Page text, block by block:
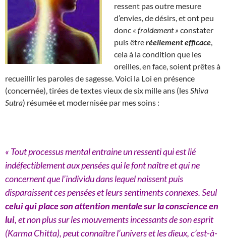
ressent pas outre mesure
d’envies, de désirs, et ont peu
donc « froidement » constater
puis êtreréellement efficace
cela à la condition que les
oreilles, en face, soient prêtes à
recueillir les paroles de sagesse. Voici la Loi en présence
(concernée), tirées de textes vieux de six mille ans (les Shiva
Sutra) résumée et modernisée par mes soins :
« Tout processus mental entraine un ressenti qui est lié
indéfectiblement aux pensées qui le font naître et qui ne
concernent que l’individu dans lequel naissent puis
disparaissent ces pensées et leurs sentiments connexes. Seul
celui qui place son attention mentale sur la conscience en
lui, et non plus sur les mouvements incessants de son esprit
(Karma Chitta), peut connaître l’univers et les dieux, c’est-à-